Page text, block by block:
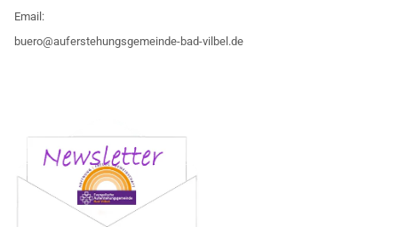
Email:
buero@auferstehungsgemeinde-bad-vilbel.de